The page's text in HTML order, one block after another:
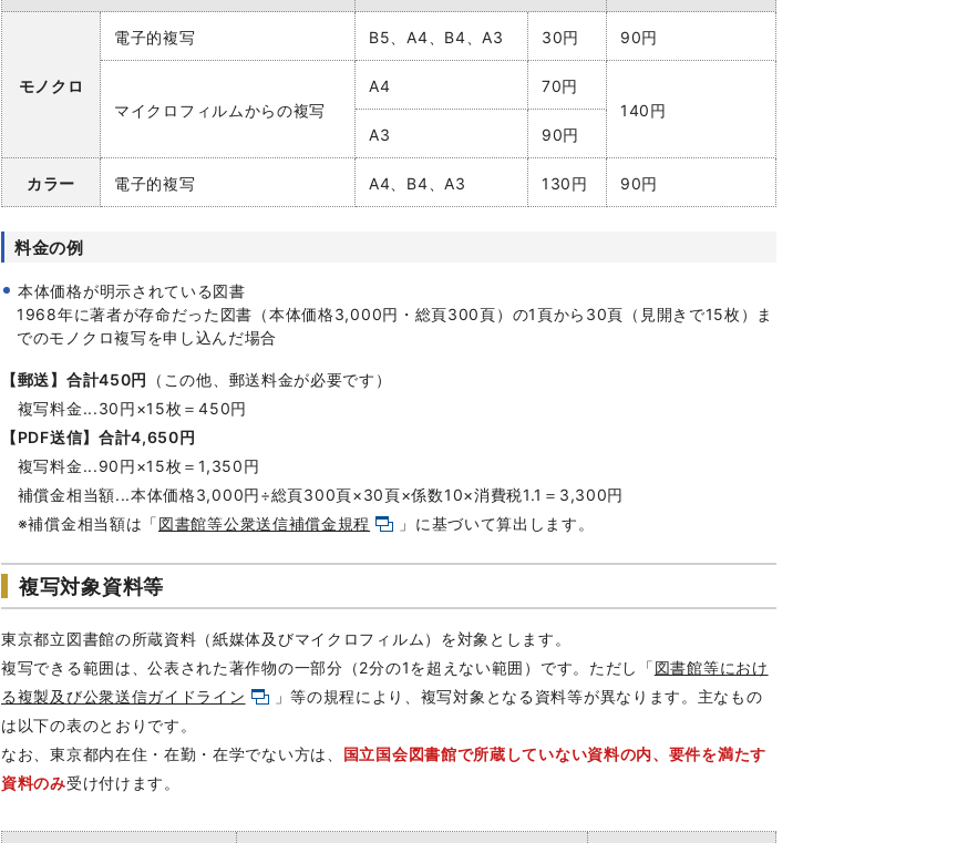
モノクロ
電子的複写 B5、A4、B4、A3 30円 90円
マイクロフィルムからの複写
A4
70円
140円
A3
90円
カラー 電子的複写 A4、B4、A3 130円 90円
料金の例
本体価格が明示されている図書
1968年に著者が存命だった図書（本体価格3,000円・総頁300頁）の1頁から30頁（見開きで15枚）ま
でのモノクロ複写を申し込んだ場合
【郵送】合計450円 （この他、 郵送料金が必要です）
複写料金...30円×15枚＝450円
【PDF送信】合計4,650円
複写料金...90円×15枚＝1,350円
補償金相当額...本体価格3,000円÷総頁300頁×30頁×係数10×消費税1.1＝3,300円
※補償金相当額は「図書館等公衆送信補償金規程 」に基づいて算出します。
複写対象資料等
東京都立図書館の所蔵資料（紙媒体及びマイクロフィルム）を対象とします。
複写できる範囲は、公表された著作物の一部分（2分の1を超えない範囲）です。ただし「図書館等におけ
る複製及び公衆送信ガイドライン
」等の規程により、複写対象となる資料等が異なります。主なもの
は以下の表のとおりです。
なお、東京都内在住・在勤・在学でない方は、 国立国会図書館で所蔵していない資料の内、要件を満たす
資料のみ受け付けます。